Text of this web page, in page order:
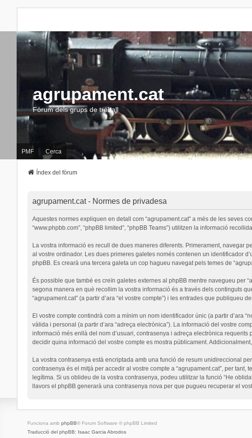
agrupament.cat
Fòrum dels grups de treball
PMF Cerca
Índex del fòrum
agrupament.cat - Normes de privadesa
Aquestes normes expliquen en detall com “agrupament.cat” a més de les seves
“www.phpbb.com”, “phpBB limited”, “phpBB Teams”) utilitzen la informació
La vostra informació es recull de dues maneres diferents. Primerament, navegar
al vostre ordinador. Les dues primeres galetes només contenen un identificador
phpBB. Es crearà una tercera galeta un cop hagueu navegat pels temes de
És possible que també es creïn galetes externes al phpBB mentre navegueu per
segona manera en què recollim la vostra informació és a través dels continguts
“agrupament.cat” (a partir d’ara “el vostre compte”) i les entrades que publiqueu
El vostre compte contindrà com a mínim un nom identificador únic (a partir d’ara
vàlida i personal (a partir d’ara “adreça electrònica”). La informació del vostre
informació més enllà del nom d’usuari, contrasenya i adreça electrònica
decidir quina informació del vostre compte es mostra públicament.
La vostra contrasenya està encriptada amb una funció de resum unidireccional
contrasenya és el mitjà per accedir al vostre compte a “agrupament.cat”, per
legítima. Si us oblideu de la vostra contrasenya, podeu utilitzar la funció “He
llavors el phpBB generarà una contrasenya nova per que pugueu recuperar el
Funciona amb phpBB® Forum Software © phpBB Limited
Traducció del phpBB: Isaac Garcia Abrodos